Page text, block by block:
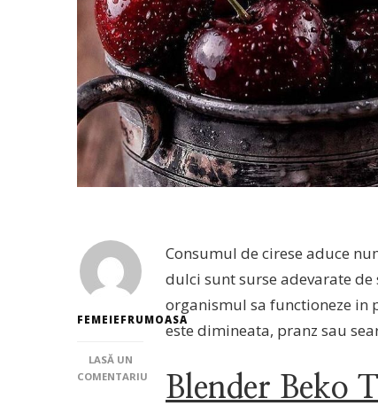
FEMEIEFRUMOASA
LASĂ UN
COMENTARIU
Consumul de cirese aduce
dulci sunt surse adevarate
organismul sa functioneze in
este dimineata, pranz sau
Blender Beko